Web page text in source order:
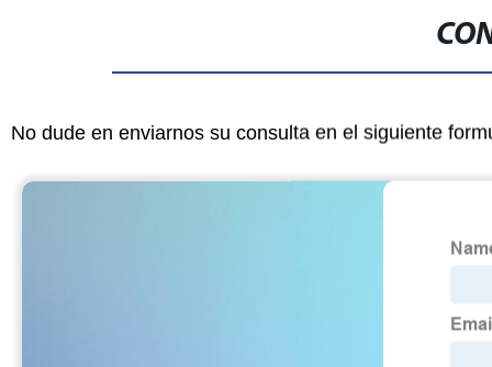
No dude en enviarnos su consulta en el siguiente